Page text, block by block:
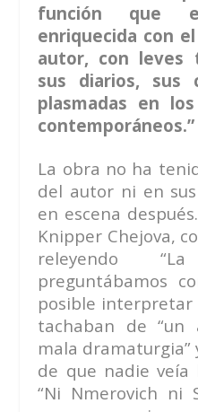
función que
enriquecida con
autor, con leves
sus diarios, sus
plasmadas en
contemporáneos.”
La obra no ha
del autor ni en
en escena
Knipper Chejova,
releyendo
preguntábamos
posible interpretar
tachaban de “un
mala dramaturgia”
de que nadie veía
“Ni Nmerovich ni